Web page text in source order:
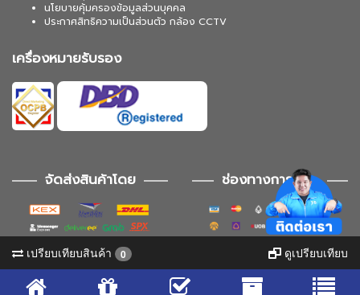
นโยบายคุ้มครองข้อมูลส่วนบุคคล
ประกาศสิทธิความเป็นส่วนตัว กล้อง CCTV
เครื่องหมายรับรอง
จัดส่งสินค้าโดย ช่องทางการชำระ
ช่องทางการติดตาม
เปรียบเทียบสินค้า 0 ดูเปรียบเทียบ